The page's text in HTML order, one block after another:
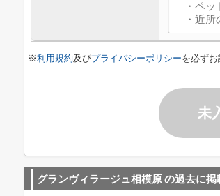
※利用規約及びプライバシーポリシーを必ず
未
グランヴィラージュ相模原 の過去に掲